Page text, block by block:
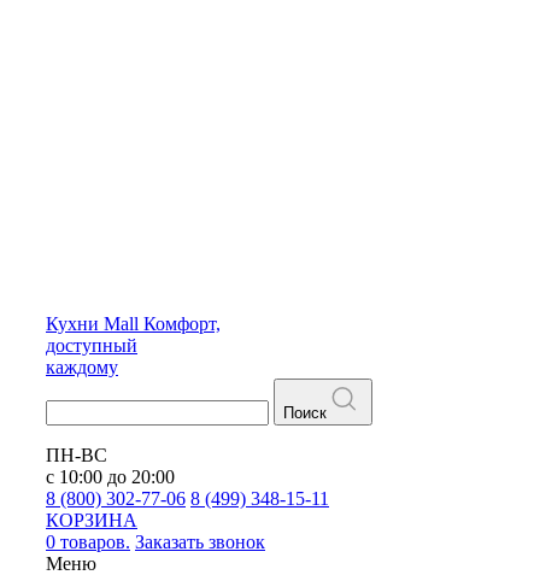
Кухни Mall Комфорт,
доступный
каждому
Поиск
ПН-ВС
с 10:00 до 20:00
8 (800) 302-77-06 8 (499) 348-15-11
КОРЗИНА
0 товаров. Заказать звонок
Меню